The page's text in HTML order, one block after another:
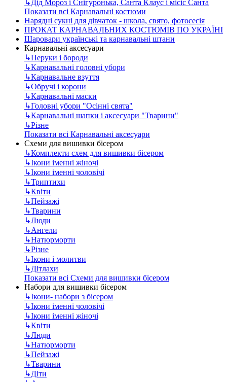
↳Дід Мороз і Снігуронька, Санта Клаус і місіс Санта
Показати всі Карнавальні костюми
Нарядні сукні для дівчаток - школа, свято, фотосесія
ПРОКАТ КАРНАВАЛЬНИХ КОСТЮМІВ ПО УКРАЇНІ
Шаровари українські та карнавальні штани
Карнавальні аксесуари
↳Перуки і бороди
↳Карнавальні головні убори
↳Карнавальне взуття
↳Обручі і корони
↳Карнавальні маски
↳Головні убори "Осінні свята"
↳Карнавальні шапки і аксесуари "Тварини"
↳Різне
Показати всі Карнавальні аксесуари
Схеми для вишивки бісером
↳Комплекти схем для вишивки бісером
↳Ікони іменні жіночі
↳Ікони іменні чоловічі
↳Триптихи
↳Квіти
↳Пейзажі
↳Тварини
↳Люди
↳Ангели
↳Натюрморти
↳Різне
↳Ікони і молитви
↳Дітлахи
Показати всі Схеми для вишивки бісером
Набори для вишивки бісером
↳Ікони- набори з бісером
↳Ікони іменні чоловічі
↳Ікони іменні жіночі
↳Квіти
↳Люди
↳Натюрморти
↳Пейзажі
↳Тварини
↳Діти